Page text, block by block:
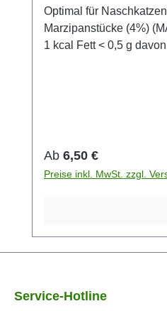
Optimal für Naschkatzen. Schmeckt cremig -
Marzipanstücke (4%) (MANDELN), Zucker,
1 kcal Fett < 0,5 g davon gesättigte Fettsäuren < 0,1 g Kohlenhydrate 0,3 g davon Zucker 0,3 g Eiweiß < 0,5 g Salz < 0,01 g *2 g Tee in einen Teefilter geben, mit 100 ml
Regulärer Preis:
Ab 6,50 €
Preise inkl. MwSt. zzgl.
Service-Hotline